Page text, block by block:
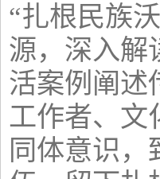
“扎根民族
源，深入解
活案例阐述
工作者、文
同体意识，